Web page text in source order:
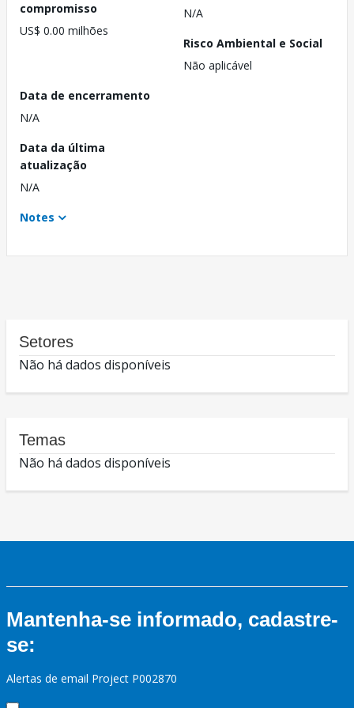
compromisso
US$ 0.00 milhões
N/A
Risco Ambiental e Social
Não aplicável
Data de encerramento
N/A
Data da última
atualização
N/A
Notes
Setores
Não há dados disponíveis
Temas
Não há dados disponíveis
Mantenha-se informado, cadastre-
se:
Alertas de email Project P002870